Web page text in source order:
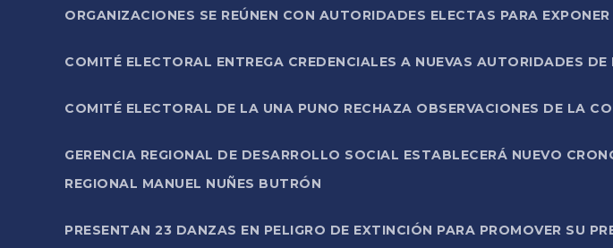
ORGANIZACIONES SE REÚNEN CON AUTORIDADES ELECTAS PARA
COMITÉ ELECTORAL ENTREGA CREDENCIALES A NUEVAS AUTORIDADES
COMITÉ ELECTORAL DE LA UNA PUNO RECHAZA OBSERVACIONES DE LA
GERENCIA REGIONAL DE DESARROLLO SOCIAL ESTABLECERÁ NUEVO
REGIONAL MANUEL NUÑES BUTRÓN
PRESENTAN 23 DANZAS EN PELIGRO DE EXTINCIÓN PARA PROMOVER SU